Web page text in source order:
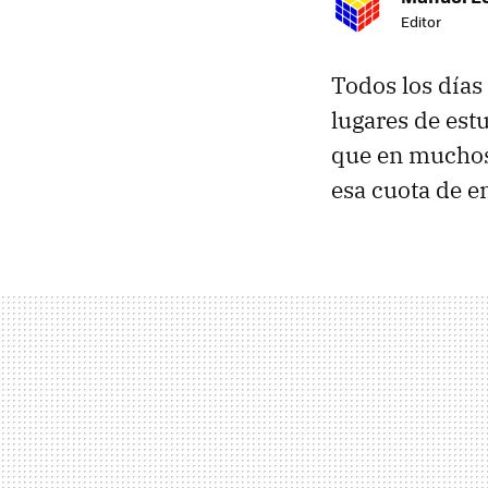
Editor
Todos los
lugares de
que en
esa cuota de